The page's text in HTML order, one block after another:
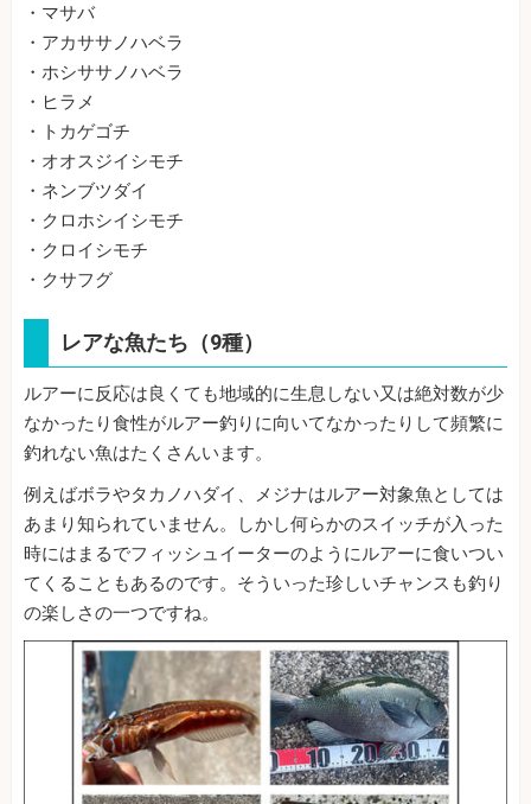
・マサバ
・アカササノハベラ
・ホシササノハベラ
・ヒラメ
・トカゲゴチ
・オオスジイシモチ
・ネンブツダイ
・クロホシイシモチ
・クロイシモチ
・クサフグ
レアな魚たち（9種）
ルアーに反応は良くても地域的に生息しない又は絶対数が少
なかったり食性がルアー釣りに向いてなかったりして頻繁に
釣れない魚はたくさんいます。
例えばボラやタカノハダイ、メジナはルアー対象魚としては
あまり知られていません。しかし何らかのスイッチが入った
時にはまるでフィッシュイーターのようにルアーに食いつい
てくることもあるのです。そういった珍しいチャンスも釣り
の楽しさの一つですね。